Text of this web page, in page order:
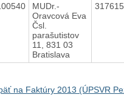
MUDr.-
Oravcová Eva
Čsl.
parašutistov
11, 831 03
Bratislava
na Faktúry 2013 (ÚPSVR